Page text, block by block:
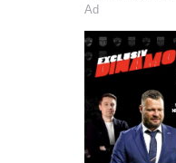
Ad